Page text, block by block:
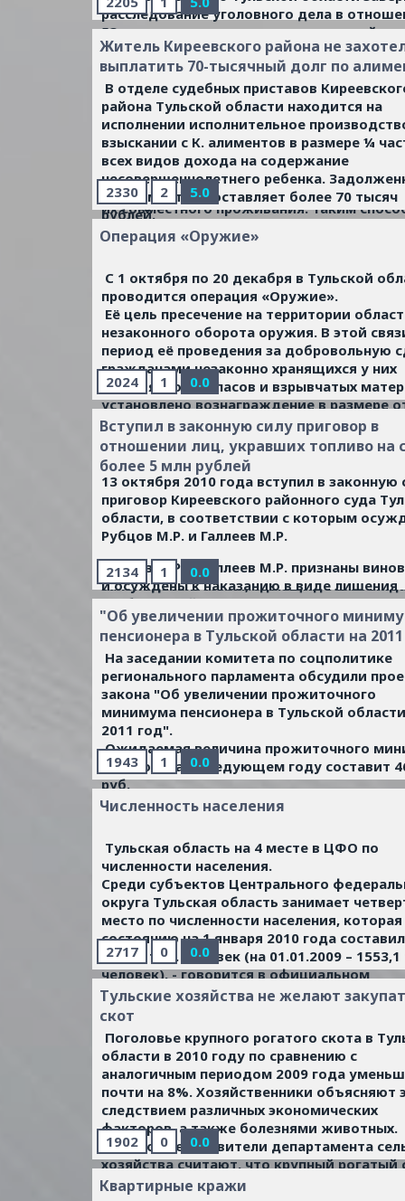
расследование уголовного дела в
53-летнего местного жителя, который
обвиняется в нарушении
частной жизни.
Следствием установлено, что в мае 2010
Киреевске обвиняемый отправил на
телефоны знакомых видеоролики и
фотографии своей бывшей
изображениями интимных моментов ее
которые он фиксировал с ее согласия во
их совместного проживания. Таким
после расставания.
Житель Киреевского района не
выплатить 70-тысячный долг по
В отделе судебных приставов
района Тульской области находится на
исполнении исполнительное
взыскании с К. алиментов в размере ¼
всех видов дохода на содержание
несовершеннолетнего ребенка.
по алиментам составляет более 70 тысяч
рублей.
...Читать дальше »
2330 2 5.0
Операция «Оружие»
С 1 октября по 20 декабря в Тульской
проводится операция «Оружие».
Её цель пресечение на территории
незаконного оборота оружия. В этой
период её проведения за добровольную
гражданами незаконно хранящихся у них
оружия, боеприпасов и взрывчатых
установлено вознаграждение в размере
до 3 тысяч рублей, в зависимости от того,
оружие или боеприпасы сдаются. В
сдачи зарегистрированного
газового оружия, представляющего
определённую опасность в эксплуатации
физический износ, техническое
определяется размер вознаграждения до
рублей. Во всех случаях добровольной
соответствии с действующим
законодательством, сдающий
от уголовной ответственности за их
хранение. Оружие следует сдавать в
внутренних дел по месту жительства.
2024 1 0.0
Вступил в законную силу приговор в
отношении лиц, укравших топливо на
более 5 млн рублей
13 октября 2010 года вступил в законную
приговор Киреевского районного суда
области, в соответствии с которым
Рубцов М.Р. и Галлеев М.Р.
Рубцов М.Р. и Галлеев М.Р. признаны
и осуждены к наказанию в виде лишения
свободы за совершение кражи, то есть
хищения чужого имущества группой лиц
предварительному сговору, из
нефтепродуктопровода ОАО
«Рязаньтранснефтепродукт» 233, 851969
дизельного топлива Л-0, 1-62 на общую
286 038 рублей 1 копейка в особо крупном
размере.
...Читать дальше »
2134 1 0.0
"Об увеличении прожиточного
пенсионера в Тульской области на
На заседании комитета по соцполитике
регионального парламента обсудили
закона "Об увеличении прожиточного
минимума пенсионера в Тульской
2011 год".
Ожидаемая величина прожиточного
пенсионера в следующем году составит
руб.
Если пенсия со всеми доплатами будет
социальные доплаты.
Депутаты также обсудили меры
поддержки студентов-первокурсников.
Согласно проекту закона, все
очном отделении учреждений
среднего профобразования до первой
будут получать стипендию в размере 400
1943 1 0.0
Численность населения
Тульская область на 4 месте в ЦФО по
численности населения.
Среди субъектов Центрального
округа Тульская область занимает
место по численности населения, которая
состоянию на 1 января 2010 года
1540,4 тыс. человек (на 01.01.2009 –
человек), - говорится в официальном
сообщении администрации Тульской
Городские жители преобладают в
Федерация – 73,1%). Численность
населения по состоянию на 01.01.2010 –
тыс. человек, сельского – 309,8 тыс.
2717 0 0.0
Тульские хозяйства не желают
скот
Поголовье крупного рогатого скота в
области в 2010 году по сравнению с
аналогичным периодом 2009 года
почти на 8%. Хозяйственники объясняют
следствием различных экономических
факторов, а также болезнями животных.
Однако представители департамента
хозяйства считают, что крупный рогатый
попросту не закупается.
1902 0 0.0
Квартирные кражи